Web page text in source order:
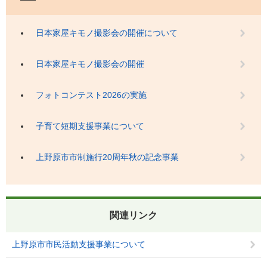
日本家屋キモノ撮影会の開催について
日本家屋キモノ撮影会の開催
フォトコンテスト2026の実施
子育て短期支援事業について
上野原市市制施行20周年秋の記念事業
関連リンク
上野原市市民活動支援事業について